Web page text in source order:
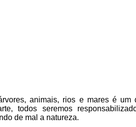
animais, rios e mares é um
todos seremos
de mal a natureza.